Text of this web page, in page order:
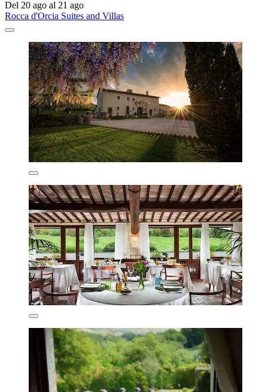
Del 20 ago al 21 ago
Rocca d'Orcia Suites and Villas